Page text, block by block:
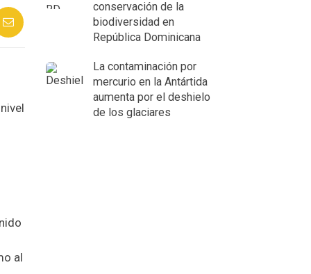
al
conservación de la
biodiversidad en
República Dominicana
La contaminación por
mercurio en la Antártida
aumenta por el deshielo
de los glaciares